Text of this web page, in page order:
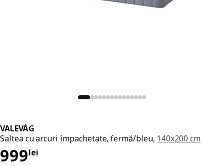
VALEVÅG
Saltea cu arcuri împachetate, fermă/bleu, 140x200 cm
999lei
Preț 999lei